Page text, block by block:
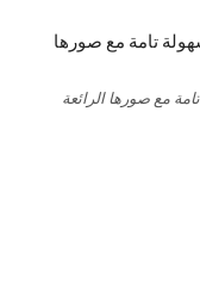
مع صورها الرائعة